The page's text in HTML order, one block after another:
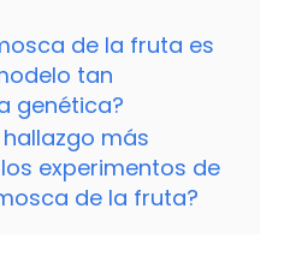
de la fruta es
tan
genética?
más
experimentos de
de la fruta?